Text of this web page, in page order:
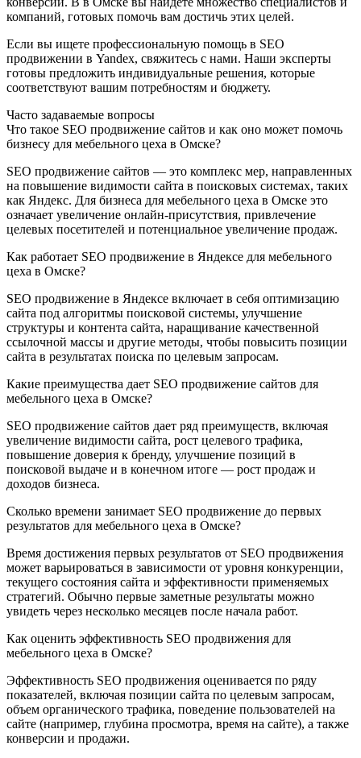
компаний, готовых помочь вам достичь этих целей.
Если вы ищете профессиональную помощь в SEO
продвижении в Yandex, свяжитесь с нами. Наши эксперты
готовы предложить индивидуальные решения, которые
соответствуют вашим потребностям и бюджету.
Часто задаваемые вопросы
Что такое SEO продвижение сайтов и как оно может помочь
бизнесу для мебельного цеха в Омске?
SEO продвижение сайтов — это комплекс мер, направленных
на повышение видимости сайта в поисковых системах, таких
как Яндекс. Для бизнеса для мебельного цеха в Омске это
означает увеличение онлайн-присутствия, привлечение
целевых посетителей и потенциальное увеличение продаж.
Как работает SEO продвижение в Яндексе для мебельного
цеха в Омске?
SEO продвижение в Яндексе включает в себя оптимизацию
сайта под алгоритмы поисковой системы, улучшение
структуры и контента сайта, наращивание качественной
ссылочной массы и другие методы, чтобы повысить позиции
сайта в результатах поиска по целевым запросам.
Какие преимущества дает SEO продвижение сайтов для
мебельного цеха в Омске?
SEO продвижение сайтов дает ряд преимуществ, включая
увеличение видимости сайта, рост целевого трафика,
повышение доверия к бренду, улучшение позиций в
поисковой выдаче и в конечном итоге — рост продаж и
доходов бизнеса.
Сколько времени занимает SEO продвижение до первых
результатов для мебельного цеха в Омске?
Время достижения первых результатов от SEO продвижения
может варьироваться в зависимости от уровня конкуренции,
текущего состояния сайта и эффективности применяемых
стратегий. Обычно первые заметные результаты можно
увидеть через несколько месяцев после начала работ.
Как оценить эффективность SEO продвижения для
мебельного цеха в Омске?
Эффективность SEO продвижения оценивается по ряду
показателей, включая позиции сайта по целевым запросам,
объем органического трафика, поведение пользователей на
сайте (например, глубина просмотра, время на сайте), а также
конверсии и продажи.